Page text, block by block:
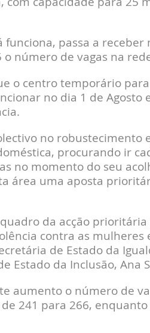
passa a receber
número de vagas na
o centro temporário
no dia 1 de Agosto
no robustecimento
procurando ir
no momento do seu
área uma aposta
da acção
contra as mulheres
de Estado da
Estado da Inclusão, Ana
aumento o número de
241 para 266, enquanto